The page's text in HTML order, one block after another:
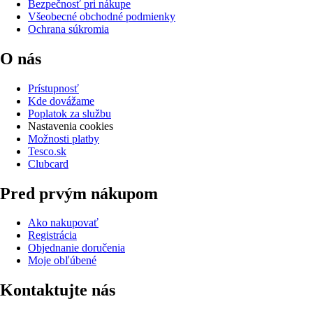
Bezpečnosť pri nákupe
Všeobecné obchodné podmienky
Ochrana súkromia
O nás
Prístupnosť
Kde dovážame
Poplatok za službu
Nastavenia cookies
Možnosti platby
Tesco.sk
Clubcard
Pred prvým nákupom
Ako nakupovať
Registrácia
Objednanie doručenia
Moje obľúbené
Kontaktujte nás